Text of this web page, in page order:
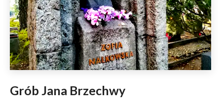
Grób Jana Brzechwy